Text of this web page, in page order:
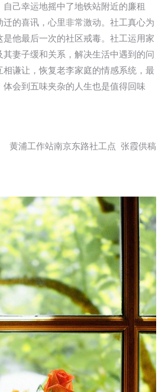
己幸运地摇中了地铁站附近的廉租
迁的喜讯，心里非常激动。社工真心为
他最后一次的社区戒毒。社工运用家
妻子缓和关系，解决生活中遇到的问
谦让，恢复老李家庭的情感系统，最
会到五味夹杂的人生也是值得回味
南京东路社工点 张霞供稿